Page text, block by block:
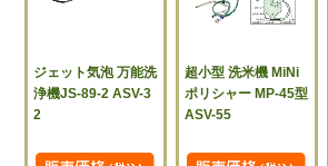
ジェット気泡 万能洗
浄機JS-89-2 ASV-3
2
超小型 洗米機 MiNi
ポリシャー MP-45型
ASV-55